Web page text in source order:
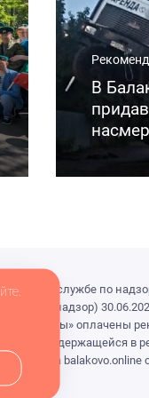
В
службе по
«Выборы» оплачены
содержащейся в
на balakovo.online